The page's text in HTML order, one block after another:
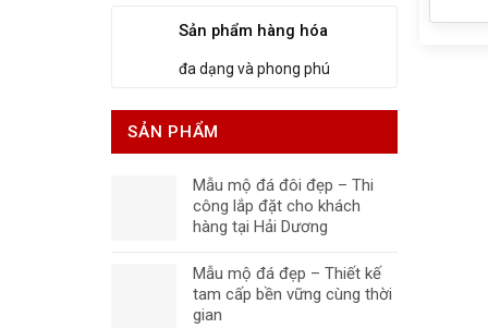
Sản phẩm hàng hóa
đa dạng và phong phú
SẢN PHẨM
Mẫu mộ đá đôi đẹp – Thi
công lắp đặt cho khách
hàng tại Hải Dương
Mẫu mộ đá đẹp – Thiết kế
tam cấp bền vững cùng thời
gian